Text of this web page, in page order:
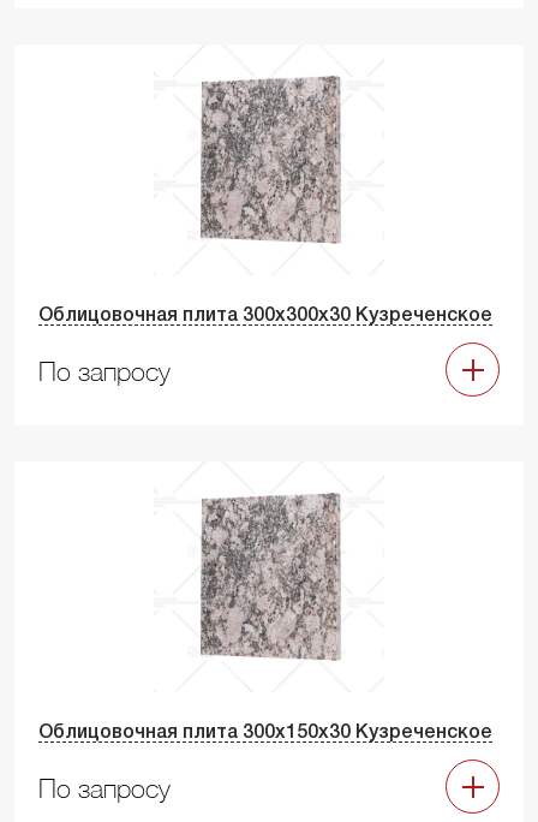
Облицовочная плита 300х300х30 Кузреченское
По запросу
Облицовочная плита 300х150х30 Кузреченское
По запросу